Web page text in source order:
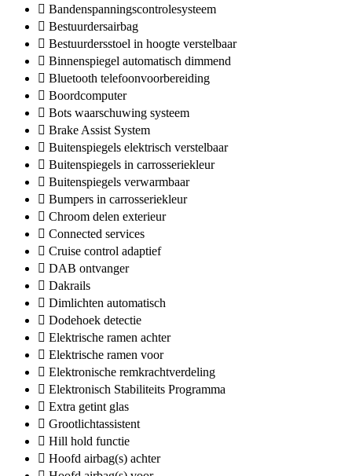
Bandenspanningscontrolesysteem
Bestuurdersairbag
Bestuurdersstoel in hoogte verstelbaar
Binnenspiegel automatisch dimmend
Bluetooth telefoonvoorbereiding
Boordcomputer
Bots waarschuwing systeem
Brake Assist System
Buitenspiegels elektrisch verstelbaar
Buitenspiegels in carrosseriekleur
Buitenspiegels verwarmbaar
Bumpers in carrosseriekleur
Chroom delen exterieur
Connected services
Cruise control adaptief
DAB ontvanger
Dakrails
Dimlichten automatisch
Dodehoek detectie
Elektrische ramen achter
Elektrische ramen voor
Elektronische remkrachtverdeling
Elektronisch Stabiliteits Programma
Extra getint glas
Grootlichtassistent
Hill hold functie
Hoofd airbag(s) achter